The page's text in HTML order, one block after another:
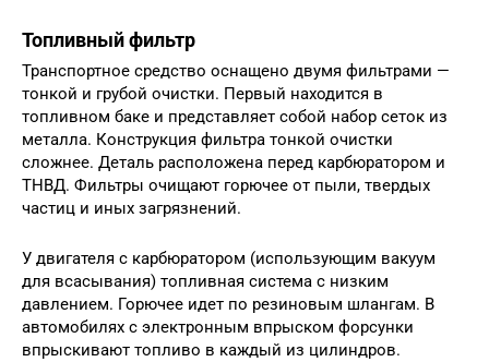
Топливный фильтр
Транспортное средство оснащено двумя фильтрами —
тонкой и грубой очистки. Первый находится в
топливном баке и представляет собой набор сеток из
металла. Конструкция фильтра тонкой очистки
сложнее. Деталь расположена перед карбюратором и
ТНВД. Фильтры очищают горючее от пыли, твердых
частиц и иных загрязнений.
У двигателя с карбюратором (использующим вакуум
для всасывания) топливная система с низким
давлением. Горючее идет по резиновым шлангам. В
автомобилях с электронным впрыском форсунки
впрыскивают топливо в каждый из цилиндров.